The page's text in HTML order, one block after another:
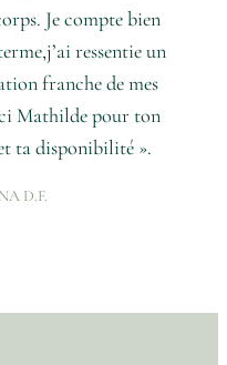
Je compte bien
ressentie un
franche de mes
Mathilde pour ton
ta disponibilité ».
D.F.